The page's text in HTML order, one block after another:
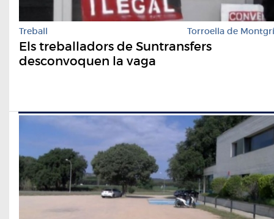
Treball Torroella de Montgrí
Els treballadors de Suntransfers
desconvoquen la vaga